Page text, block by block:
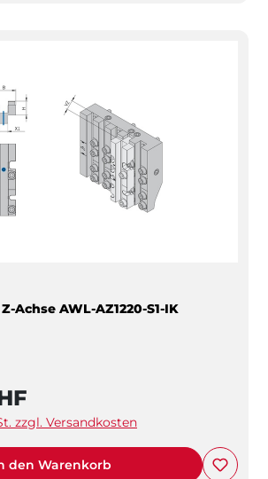
Achse AWL-AZ1220-S1-IK
zzgl. Versandkosten
den Warenkorb